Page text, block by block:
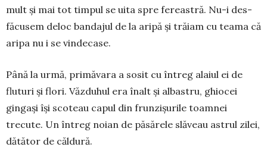
mult și mai tot timpul se uita spre fereastră. Nu-i des­
făcusem de­loc bandajul de la aripă și trăiam cu teama că
aripa nu i se vindecase.
Până la urmă, primăvara a sosit cu întreg alaiul ei de
fluturi și flori. Văzduhul era înalt și albastru, ghio­cei
gingași își scoteau capul din frunzișurile toam­nei
trecute. Un întreg noian de păsărele slă­veau astrul zilei,
dătător de căldură.